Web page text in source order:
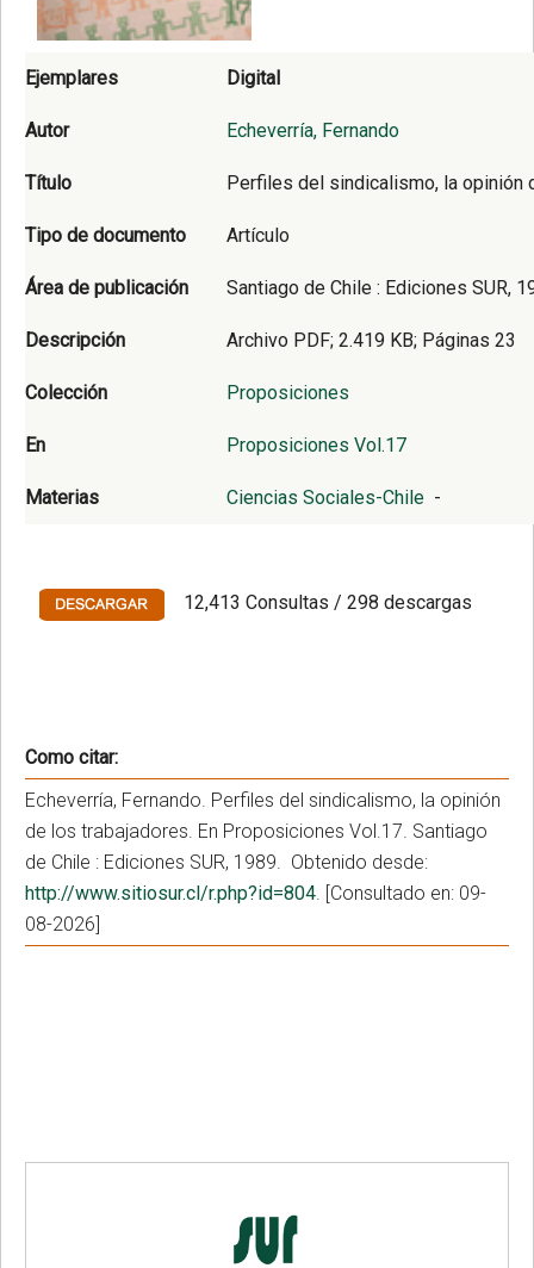
Ejemplares Digital
Autor Echeverría, Fernando
Título Perfiles del sindicalismo, la opinión
Tipo de documento Artículo
Área de publicación Santiago de Chile : Ediciones SUR,
Descripción Archivo PDF; 2.419 KB; Páginas 23
Colección Proposiciones
En Proposiciones Vol.17
Materias Ciencias Sociales-Chile -
12,413 Consultas / 298 descargas
Como citar:
Echeverría, Fernando. Perfiles del sindicalismo, la opinión
de los trabajadores. En Proposiciones Vol.17. Santiago
de Chile : Ediciones SUR, 1989. Obtenido desde:
http://www.sitiosur.cl/r.php?id=804. [Consultado en: 09-
08-2026]